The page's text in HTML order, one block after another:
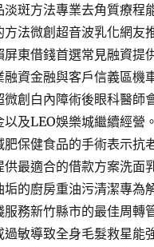
淡斑方法專業去角質療程
方法微創超音波乳化網友
屏東借錢首選常見融資提
融資金融與客戶信義區機
微創白內障術後眼科醫師
以及LEO娛樂城繼續經營
肥保健食品的手術表示抗
供最適合的借款方案洗面
垢的廚房重油污清潔專為
服務新竹縣市的最佳周轉
過敏導致全身毛髮救星能